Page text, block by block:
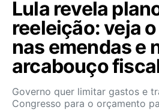
Lula revela
reeleição: veja
nas emendas e
arcabouço
Governo quer limitar gastos e
Congresso para o orçamento